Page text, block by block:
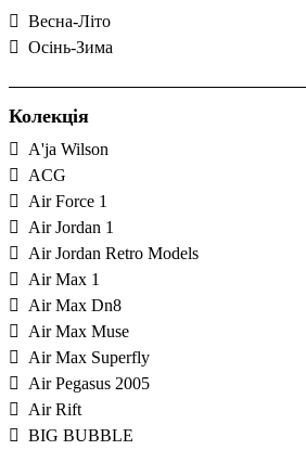
Весна-Літо
Осінь-Зима
Колекція
A'ja Wilson
ACG
Air Force 1
Air Jordan 1
Air Jordan Retro Models
Air Max 1
Air Max Dn8
Air Max Muse
Air Max Superfly
Air Pegasus 2005
Air Rift
BIG BUBBLE